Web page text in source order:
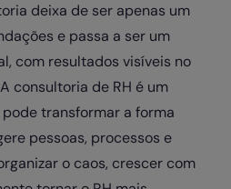
deixa de ser apenas um
e passa a ser um
com resultados visíveis no
consultoria de RH é um
transformar a forma
pessoas, processos e
o caos, crescer com